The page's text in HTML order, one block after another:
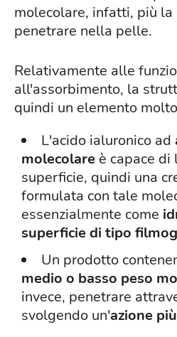
molecolare, infatti, più la
penetrare nella pelle.
Relativamente alle
all'assorbimento, la
quindi un elemento
L'acido ialuronico ad
molecolare è capace di
superficie, quindi una
formulata con tale
essenzialmente come
superficie di tipo
Un prodotto
medio o basso peso
invece, penetrare
svolgendo un'azione